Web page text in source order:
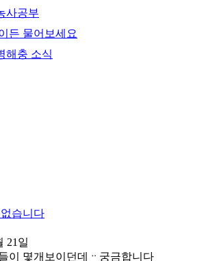
사공부
든 물어보세요
해충 소식
습니다
21일
이 몇개보이던데ᆢ궁금합니다